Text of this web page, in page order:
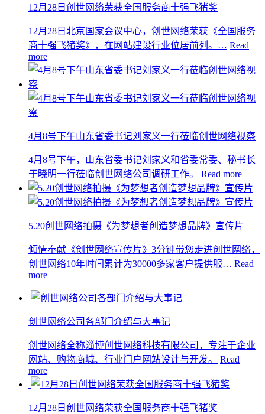
12月28日创世网络荣获全国服务商十强飞猪奖
12月28日北京国家会议中心，创世网络荣获《全国服务
商十强飞猪奖》，在网站建设行业位居前列。… Read
more
4月8号下午山东省委书记刘家义一行莅临创世网络视察
4月8号下午，山东省委书记刘家义和省委常委、秘书长
于晓明一行莅临创世网络公司调研工作。
Read more
5.20创世网络拍摄《为梦想者创造梦想品牌》宣传片
倾情奉献《创世网络宣传片》3分钟带您走进创世网络，
创世网络10年时间累计为30000多家客户提供服… Read
more
创世网络公司各部门介绍与大事记
创世网络全称淄博创世网络科技有限公司，专注于企业
网站、购物商城、行业门户网站设计与开发。
Read
more
12月28日创世网络荣获全国服务商十强飞猪奖